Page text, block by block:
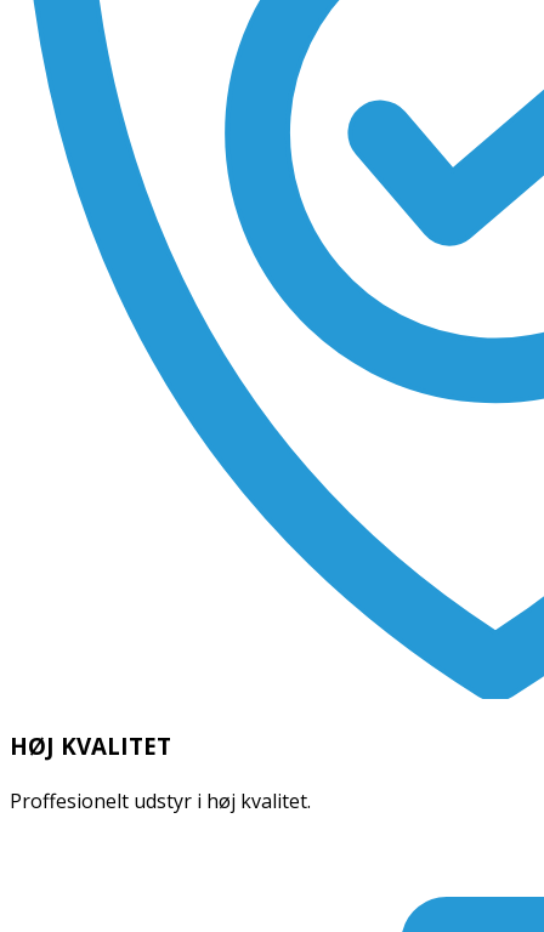
HØJ KVALITET
Proffesionelt udstyr i høj kvalitet.